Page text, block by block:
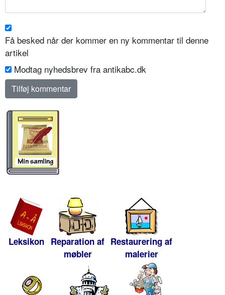
Få besked når der kommer en ny kommentar til denne
artikel
Modtag nyhedsbrev fra antikabc.dk
Leksikon Reparation af
møbler
Restaurering af
malerier